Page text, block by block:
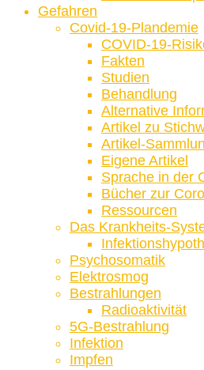
Gefahren
Covid-19-Plandemie
COVID-19-
Fakten
Studien
Behandlung
Alternative
Artikel zu
Artikel-
Eigene Artikel
Sprache in der
Bücher zur
Ressourcen
Das Krankheits-
Psychosomatik
Elektrosmog
Bestrahlungen
Radioaktivität
5G-Bestrahlung
Infektion
Impfen